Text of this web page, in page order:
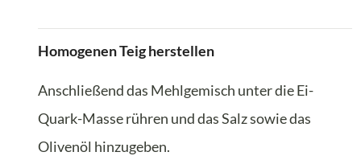
Homogenen Teig herstellen
Anschließend das Mehlgemisch unter die Ei-
Quark-Masse rühren und das Salz sowie das
Olivenöl hinzugeben.